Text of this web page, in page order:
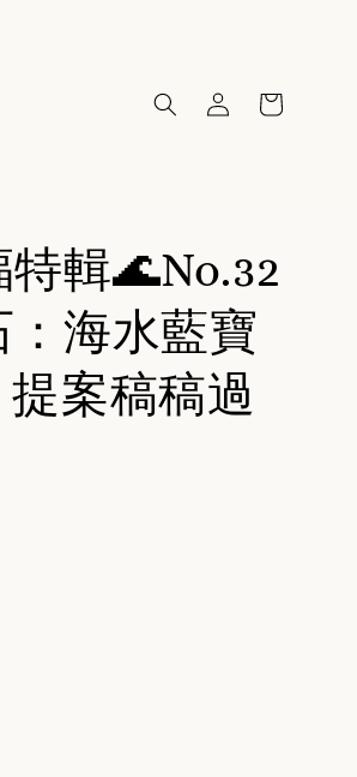
輯🌊No.32
海水藍寶
提案稿稿過